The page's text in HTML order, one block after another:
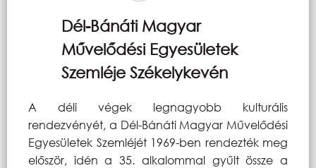
Dél-Bánáti Magyar
Művelődési Egyesületek
Szemléje Székelykevén
A déli végek legnagyobb kulturális
rendezvényét, a Dél-Bánáti Magyar Művelődési
Egyesületek Szemléjét 1969-ben rendezték meg
először, idén a 35. alkalommal gyűlt össze a